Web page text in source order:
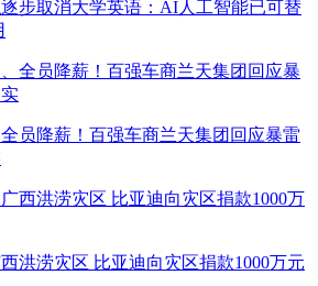
步取消大学英语：AI人工智能已可替
员降薪！百强车商兰天集团回应暴雷
洪涝灾区 比亚迪向灾区捐款1000万元